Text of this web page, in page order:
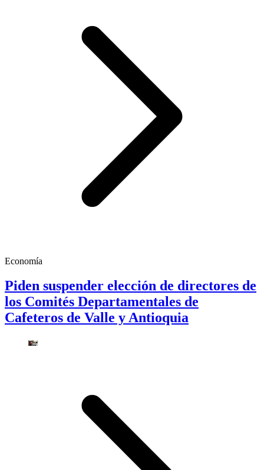
Economía
Piden suspender elección de directores de
los Comités Departamentales de
Cafeteros de Valle y Antioquia